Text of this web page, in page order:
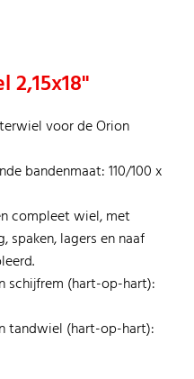
2,15x18''
voor de Orion
bandenmaat: 110/100 x
compleet wiel, met
spaken, lagers en naaf
schijfrem (hart-op-hart):
tandwiel (hart-op-hart):